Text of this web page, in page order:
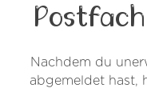
Nachdem du
abgemeldet hast,